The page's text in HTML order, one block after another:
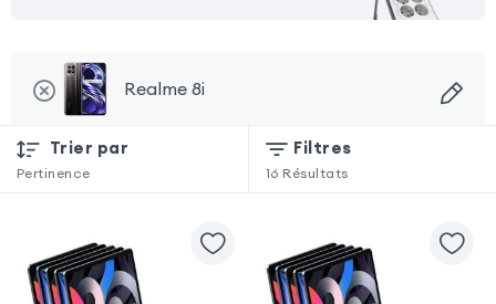
Realme 8i
Trier par
Pertinence
Filtres
16 Résultats